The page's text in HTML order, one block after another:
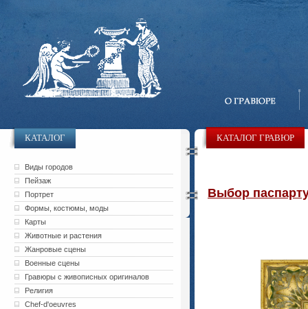
КАТАЛОГ
Виды городов
Пейзаж
Портрет
Формы, костюмы, моды
Карты
Животные и растения
Жанровые сцены
Военные сцены
Гравюры с живописных оригиналов
Религия
Chef-d'oeuvres
КАТАЛОГ ГРАВЮР
Выбор